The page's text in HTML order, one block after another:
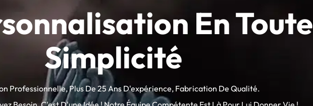
En Toute
Simplicité
Professionnelle, Plus De 25 Ans D'expérience, Fabrication De Qualité.